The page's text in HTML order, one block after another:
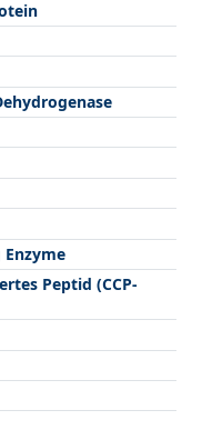
Peptid (CCP-